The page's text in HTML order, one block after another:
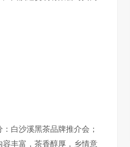
白沙溪黑茶品牌推介会；
丰富，茶香醇厚，乡情意